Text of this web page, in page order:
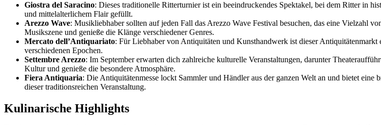
Giostra del Saracino: Dieses traditionelle Ritterturnier ist ein beeindruckendes Spektakel, bei dem Ritter in
und mittelalterlichem Flair gefüllt.
Arezzo Wave: Musikliebhaber sollten auf jeden Fall das Arezzo Wave Festival besuchen, das eine
Musikszene und genieße die Klänge verschiedener Genres.
Mercato dell’Antiquariato: Für Liebhaber von Antiquitäten und Kunsthandwerk ist dieser Antiquitätenmarkt
verschiedenen Epochen.
Settembre Arezzo: Im September erwarten dich zahlreiche kulturelle Veranstaltungen, darunter
Kultur und genieße die besondere Atmosphäre.
Fiera Antiquaria: Die Antiquitätenmesse lockt Sammler und Händler aus der ganzen Welt an und bietet
dieser traditionsreichen Veranstaltung.
Kulinarische Highlights